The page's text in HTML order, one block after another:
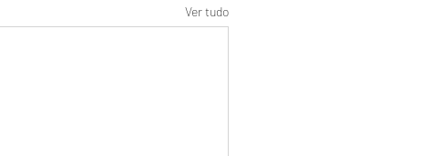
Ver tudo